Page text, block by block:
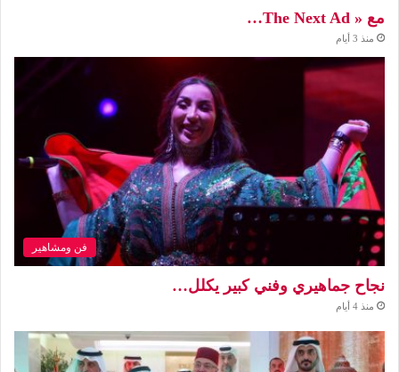
مع « The Next Ad…
منذ 3 أيام
فن ومشاهير
نجاح جماهيري وفني كبير يكلل…
منذ 4 أيام